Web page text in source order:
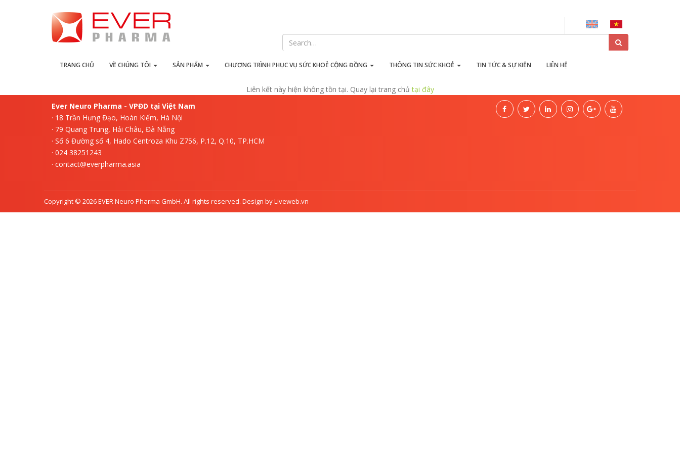
TRANG CHỦ VỀ CHÚNG TÔI SẢN PHẨM CHƯƠNG TRÌNH PHỤC VỤ SỨC KHOẺ CỘNG ĐỒNG THÔNG TIN SỨC KHOẺ TIN TỨC & SỰ KIỆN LIÊN HỆ
Liên kết này hiện không tồn tại
Liên kết này hiện không tồn tại. Quay lại trang chủtại đây
Ever Neuro Pharma - VPĐD tại Việt Nam
· 18 Trần Hưng Đạo, Hoàn Kiếm, Hà Nội
· 79 Quang Trung, Hải Châu, Đà Nẵng
· Số 6 Đường số 4, Hado Centroza Khu Z756, P.12, Q.10, TP.HCM
· 024 38251243
· contact@everpharma.asia
Copyright © 2026 EVER Neuro Pharma GmbH. All rights reserved. Design by Liveweb.vn